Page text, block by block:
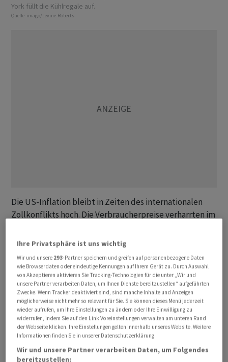
York füllt die Kühlregale auf.
Quelle: imago/Levine-Roberts
Die US-Inflation bleibt in Zeiten des internationalen
Zollkonflikts hoch. Die Verbraucherpreise verharrten im
das Arbeitsministerium am Dienstag in Washington
mitteilte. Von Reuters befragte Volkswirte hatten sogar
einen Anstieg auf 2,8 Prozent erwartet. Die Kerninflation
allerdings - also die Teuerung ohne die
schwankungsanfälligen Preise für Energie und
Lebensmittel - kletterte im Juli von 2,9 Prozent auf 3,1
Prozent und damit überraschend deutlich. «Der
allgemeine Preisdruck durch höhere Zölle ist bisher
nicht sehr gross, er nimmt aber zu», sagte Analyst
Bastian Hepperle von der Hauck Aufhäuser Lampe
Ihre Privatsphäre ist uns wichtig
Wir und unsere 293-Partner speichern und greifen auf personenbezogene Daten
wie Browserdaten oder eindeutige Kennungen auf Ihrem Gerät zu. Durch Auswahl
von Akzeptieren aktivieren Sie Tracking-Technologien für die unter „Wir und
unsere Partner verarbeiten Daten, um Ihnen Dienste bereitzustellen“ aufgeführten
Zwecke. Wenn Tracker deaktiviert sind, sind manche Inhalte und Anzeigen
möglicherweise nicht mehr so relevant für Sie. Sie können dieses Menü jederzeit
wieder aufrufen, um Ihre Einstellungen zu ändern oder Ihre Einwilligung zu
widerrufen, indem Sie auf den Link Voreinstellungen verwalten am unteren Rand
der Webseite klicken. Ihre Einstellungen gelten innerhalb unseres Website. Weitere
Informationen finden Sie in unserer Datenschutzerklärung.
Wir und unsere Partner verarbeiten Daten, um Folgendes
bereitzustellen: